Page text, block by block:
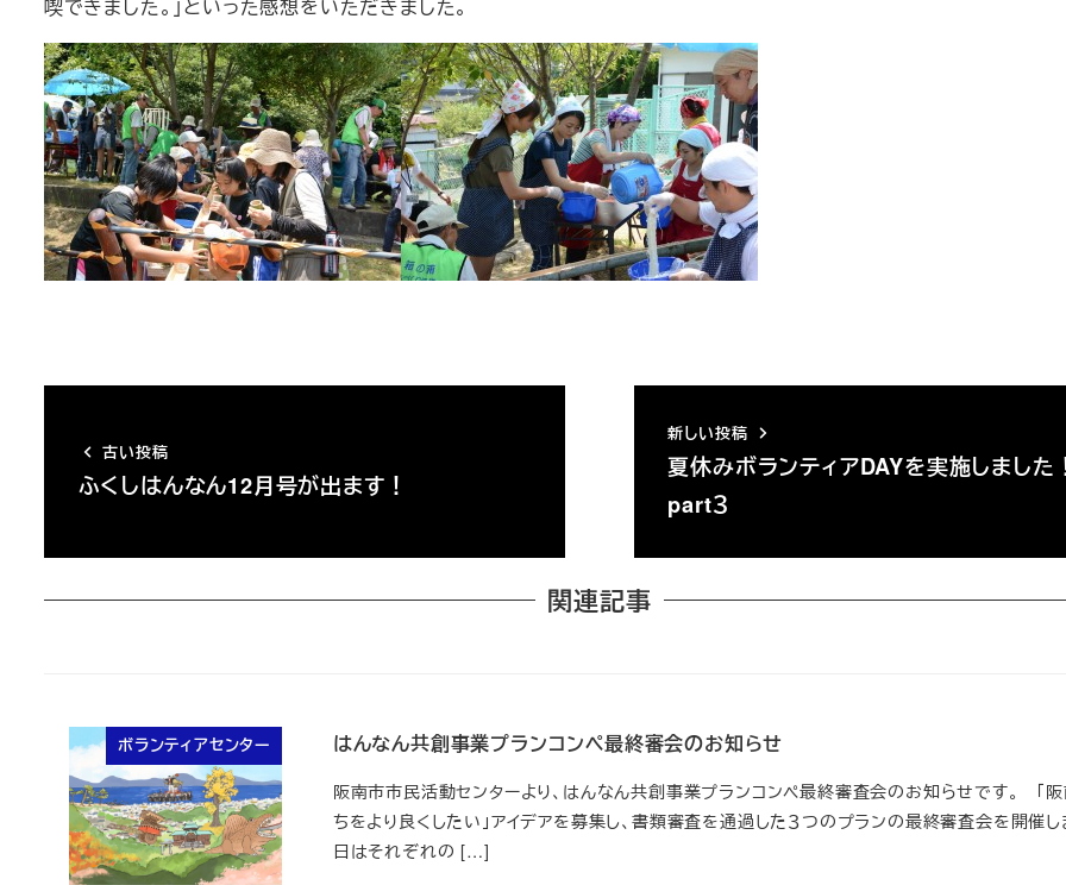
喫できました。」といった感想をいただきました。
古い投稿
ふくしはんなん12月号が出ます！
新しい投稿
夏休みボランティアDAYを実施しました
part３
関連記事
ボランティアセンター はんなん共創事業プランコンペ最終審会のお知らせ
阪南市市民活動センターより、はんなん共創事業プランコンペ最終審査会のお知らせです。 「
ちをより良くしたい」アイデアを募集し、書類審査を通過した３つのプランの最終審査会を開催し
日はそれぞれの […]